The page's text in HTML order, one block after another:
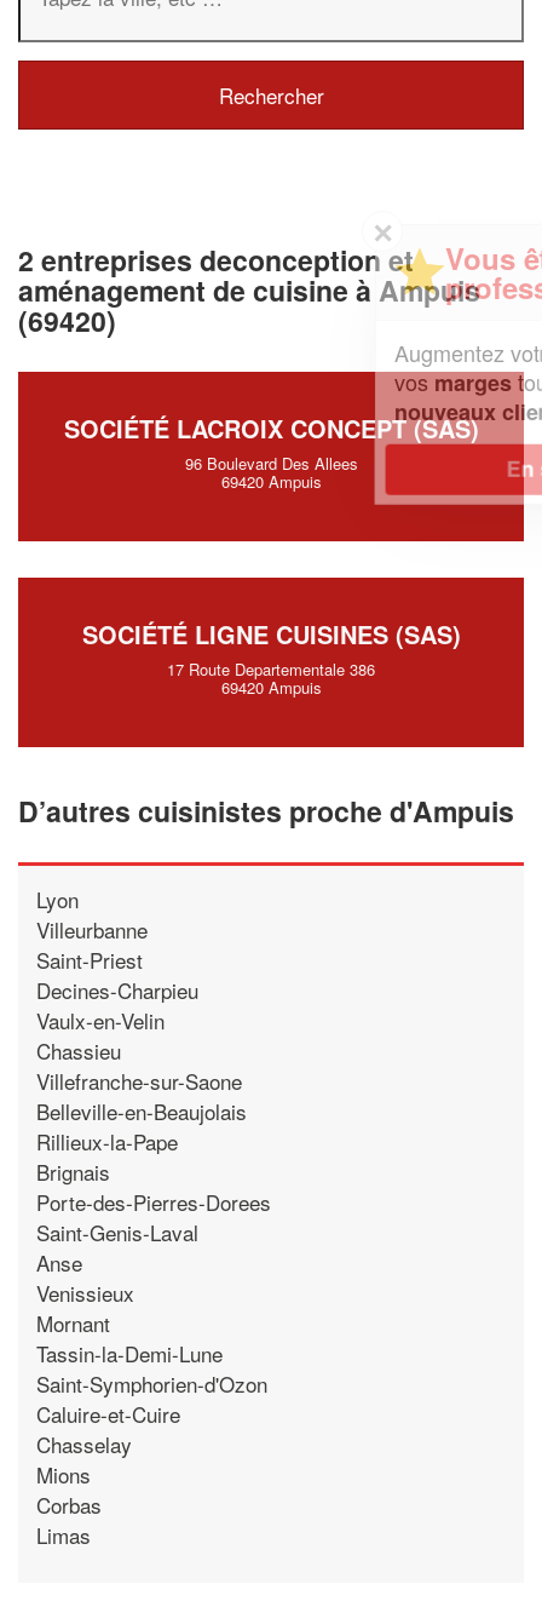
2 entreprises deconception et
aménagement de cuisine à Ampuis
(69420)
SOCIÉTÉ LACROIX CONCEPT (SAS)
96 Boulevard Des Allees
69420 Ampuis
SOCIÉTÉ LIGNE CUISINES (SAS)
17 Route Departementale 386
69420 Ampuis
D’autres cuisinistes proche d'Ampuis
Lyon
Villeurbanne
Saint-Priest
Decines-Charpieu
Vaulx-en-Velin
Chassieu
Villefranche-sur-Saone
Belleville-en-Beaujolais
Rillieux-la-Pape
Brignais
Porte-des-Pierres-Dorees
Saint-Genis-Laval
Anse
Venissieux
Mornant
Tassin-la-Demi-Lune
Saint-Symphorien-d'Ozon
Caluire-et-Cuire
Chasselay
Mions
Corbas
Limas
Vous êtes un
professionnel ?
chiffre d'affaireset
vosmargestout en gagnant de
nouveaux clients
En savoir plus